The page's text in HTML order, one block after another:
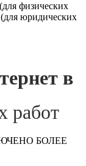
физических
юридических
в
работ
БОЛЕЕ